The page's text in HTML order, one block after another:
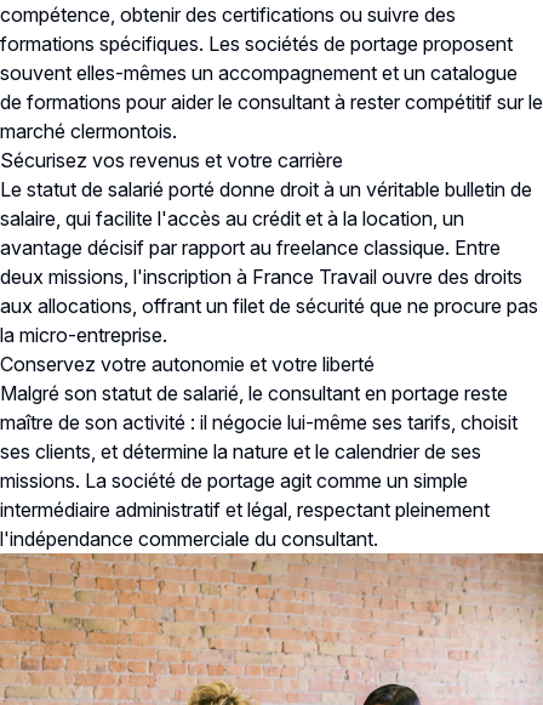
compétence, obtenir des certifications ou suivre des
formations spécifiques. Les sociétés de portage proposent
souvent elles-mêmes un accompagnement et un catalogue
de formations pour aider le consultant à rester compétitif sur le
marché clermontois.
Sécurisez vos revenus et votre carrière
Le statut de salarié porté donne droit à un véritable bulletin de
salaire, qui facilite l'accès au crédit et à la location, un
avantage décisif par rapport au freelance classique. Entre
deux missions, l'inscription à France Travail ouvre des droits
aux allocations, offrant un filet de sécurité que ne procure pas
la micro-entreprise.
Conservez votre autonomie et votre liberté
Malgré son statut de salarié, le consultant en portage reste
maître de son activité : il négocie lui-même ses tarifs, choisit
ses clients, et détermine la nature et le calendrier de ses
missions. La société de portage agit comme un simple
intermédiaire administratif et légal, respectant pleinement
l'indépendance commerciale du consultant.